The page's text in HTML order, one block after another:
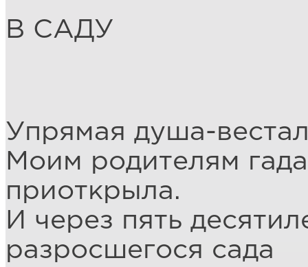
В САДУ
Упрямая душа-
Моим родителям
приоткрыла.
И через пять
разросшегося сада